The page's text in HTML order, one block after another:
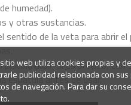
humedad).
y otras sustancias.
de la veta para abrir
diluir, si es preciso,
espátula antes de usar.
web utiliza cookies propias y
publicidad relacionada con
de navegación. Para dar su